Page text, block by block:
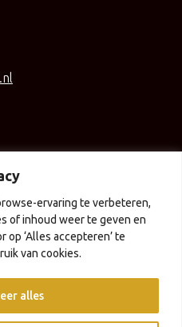
ervaring te verbeteren,
of inhoud weer te geven en
op ‘Alles accepteren’ te
van cookies.
alles
Privacyverklaring